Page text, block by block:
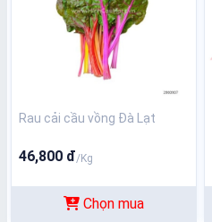
Rau cải cầu vồng Đà Lạt
46,800 đ/Kg
Chọn mua